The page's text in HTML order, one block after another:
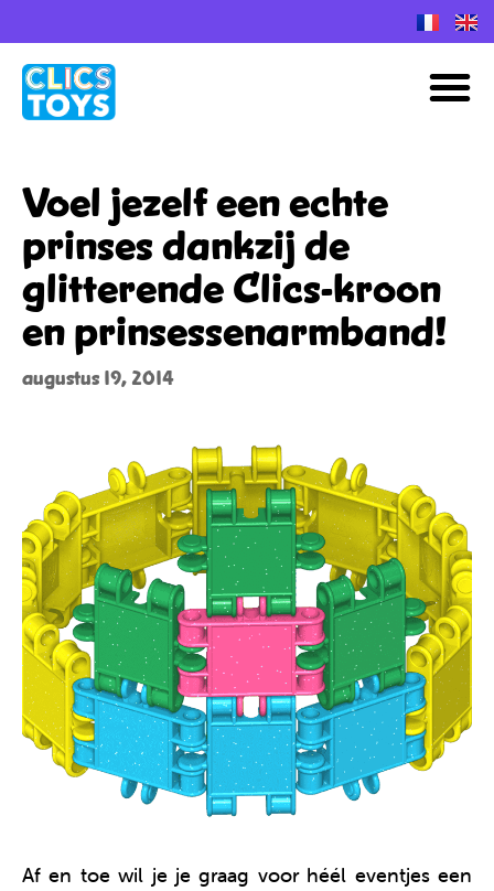
inhoud
Voel jezelf een echte
prinses dankzij de
glitterende Clics-kroon
en prinsessenarmband!
augustus 19, 2014
Af en toe wil je je graag voor héél eventjes een